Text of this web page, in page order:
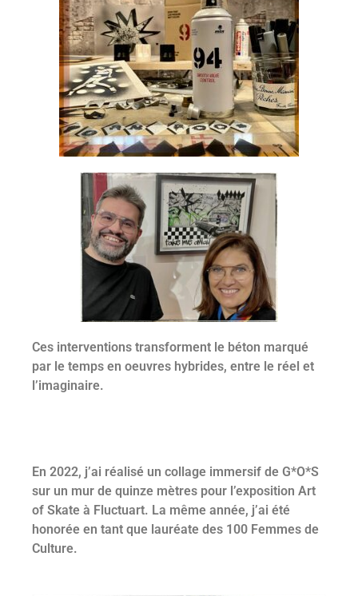
Ces interventions transforment le béton marqué
par le temps en oeuvres hybrides, entre le réel et
l’imaginaire.
En 2022, j’ai réalisé un collage immersif de G*O*S
sur un mur de quinze mètres pour l’exposition Art
of Skate à Fluctuart. La même année, j’ai été
honorée en tant que lauréate des 100 Femmes de
Culture.